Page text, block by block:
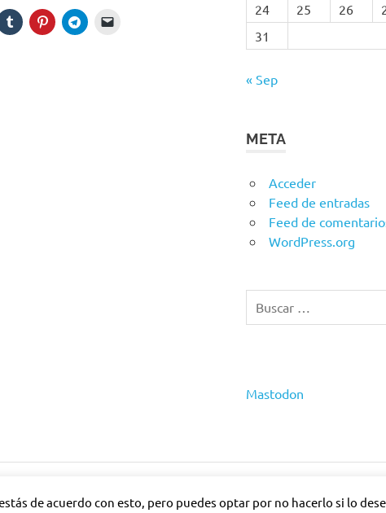
24
25 26
31
« Sep
META
Acceder
Feed de entradas
Feed de
WordPress.org
Mastodon
de acuerdo con esto, pero puedes optar por no hacerlo si lo